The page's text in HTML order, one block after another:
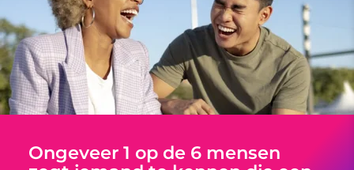
Ongeveer 1 op de 6 mensen